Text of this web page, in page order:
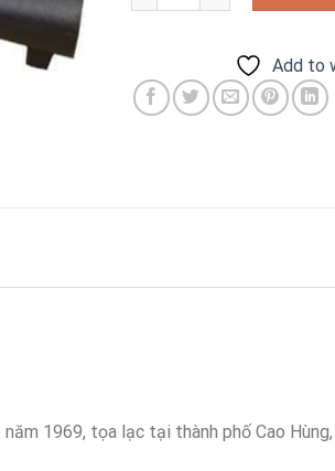
Add to
1969, tọa lạc tại thành phố Cao